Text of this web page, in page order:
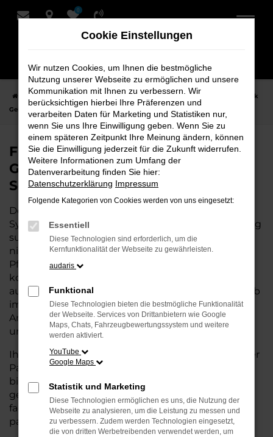
Zum
0
Startseite Syke VW VW Amarok
Finden Sie Ihren VW Amarok
Gebrauchtwagen für Syke bei Schmidt + Koch
Finden Sie Ihren VW Amarok
Gebrauchtwagen für Syke bei
Schmidt + Koch
Der VW Amarok ist die perfekte Wahl für alle in
Syke, die ein zuverlässiges und modernes Fahrzeug
suchen. Mit seiner erstklassigen Ausstattung, der
niedrigen Laufleistung und der ausgezeichneten
Pflege ist dieser Gebrauchtwagen eine
kostengünstige Alternative zum Neuwagen, ohne
auf Komfort und Qualität verzichten zu müssen. Ob
im Stadtverkehr oder für längere Fahrten, der
Amarok überzeugt durch Fahrkomfort, Sicherheit
und Wirtschaftlichkeit.
Ihr VW Autohaus in Syke ist Ihr vertrauenswürdiger
Partner, wenn es um Gebrauchtwagen geht. Wir
bieten Ihnen nicht nur eine große Auswahl an
geprüften Fahrzeugen, sondern auch eine
fachkundige Beratung, damit Sie das für Sie
passende Modell finden.
Cookie Einstellungen
Wir nutzen Cookies, um Ihnen die bestmögliche
Nutzung unserer Webseite zu ermöglichen und unsere
Kommunikation mit Ihnen zu verbessern. Wir
berücksichtigen hierbei Ihre Präferenzen und
verarbeiten Daten für Marketing und Statistiken nur,
wenn Sie uns Ihre Einwilligung geben. Wenn Sie zu
einem späteren Zeitpunkt Ihre Meinung ändern, können
Sie die Einwilligung jederzeit für die Zukunft widerrufen.
Weitere Informationen zum Umfang der
Datenverarbeitung finden Sie hier:
Datenschutzerklärung Impressum
Folgende Kategorien von Cookies werden von uns eingesetzt:
Essentiell
Diese Technologien sind erforderlich, um die
Kernfunktionalität der Webseite zu gewährleisten.
audaris
Funktional
Diese Technologien bieten die bestmögliche Funktionalität
der Webseite. Services von Drittanbietern wie Google
Maps, Chats, Fahrzeugbewertungssystem und weitere
werden aktiviert.
YouTube
Google Maps
Statistik und Marketing
Diese Technologien ermöglichen es uns, die Nutzung der
Webseite zu analysieren, um die Leistung zu messen und
zu verbessern. Zudem werden Technologien eingesetzt,
die von dritten Werbetreibenden verwendet werden, um